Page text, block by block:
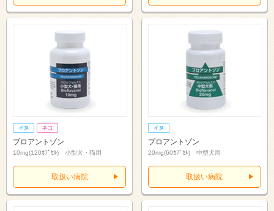
プロアントゾン
10mg(120ｶﾌﾟｾﾙ) 小型犬・猫用
取扱い病院
プロアントゾン
20mg(60ｶﾌﾟｾﾙ) 中型犬用
取扱い病院